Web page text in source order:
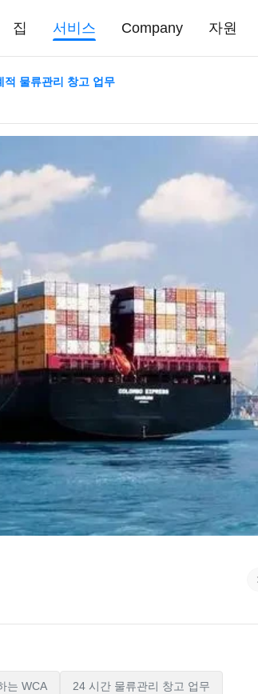
집 서비스 Company 자원
적 물류관리 창고 업무
는 WCA 24 시간 물류관리 창고 업무